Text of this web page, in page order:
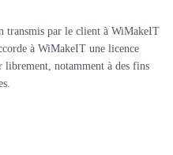
transmis par le client à WiMakeIT
à WiMakeIT une licence
notamment à des fins